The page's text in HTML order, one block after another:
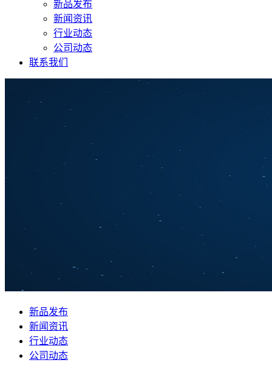
新品发布
新闻资讯
行业动态
公司动态
联系我们
新品发布
新闻资讯
行业动态
公司动态